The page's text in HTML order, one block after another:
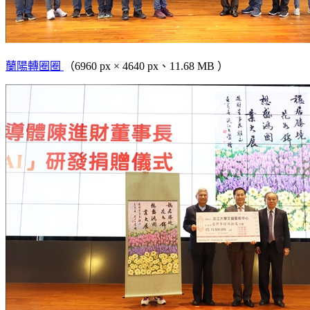
蘭陽轉圈圈 （6960 px × 4640 px、11.68 MB ）